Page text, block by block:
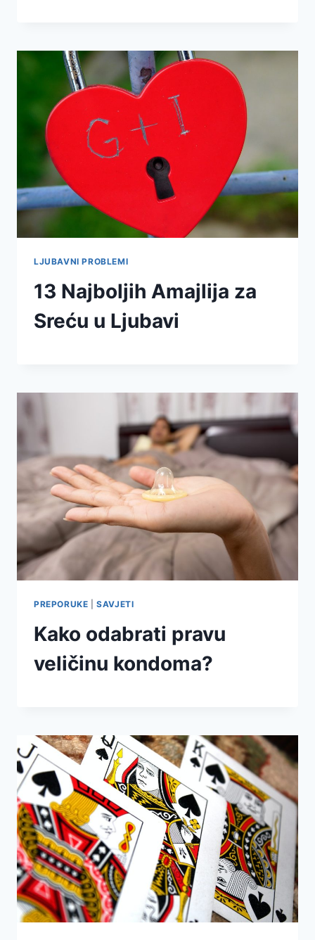
LJUBAVNI PROBLEMI
13 Najboljih Amajlija za
Sreću u Ljubavi
PREPORUKE |SAVJETI
Kako odabrati pravu
veličinu kondoma?